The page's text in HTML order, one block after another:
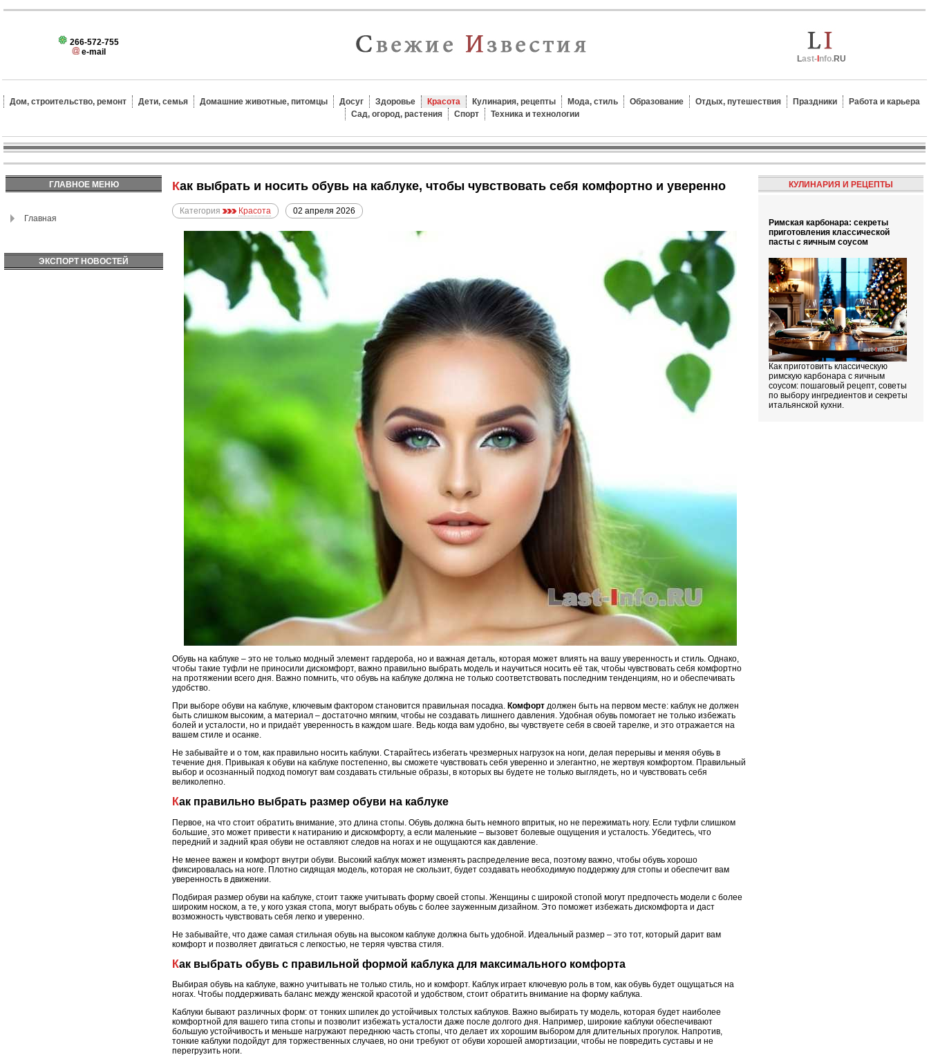
266-572-755
e-mail
Last- nfo.RU
Дом, строительство, ремонт Дети, семья Домашние животные, питомцы Досуг Здоровье Красота Кулинария, рецепты Мода, стиль Образование Отдых, путешествия Праздники
Работа и карьера
Сад, огород, растения
Спорт Техника и технологии
ГЛАВНОЕ МЕНЮ
Главная
ЭКСПОРТ НОВОСТЕЙ
Как выбрать и носить обувь на каблуке, чтобы чувствовать себя комфортно и уверенно
Категория Красота 02 апреля 2026
Обувь на каблуке – это не только модный элемент гардероба, но и важная деталь, которая может влиять на вашу уверенность и стиль. Однако,
чтобы такие туфли не приносили дискомфорт, важно правильно выбрать модель и научиться носить её так, чтобы чувствовать себя комфортно
на протяжении всего дня. Важно помнить, что обувь на каблуке должна не только соответствовать последним тенденциям, но и обеспечивать
удобство.
При выборе обуви на каблуке, ключевым фактором становится правильная посадка. Комфорт должен быть на первом месте: каблук не должен
быть слишком высоким, а материал – достаточно мягким, чтобы не создавать лишнего давления. Удобная обувь помогает не только избежать
болей и усталости, но и придаёт уверенность в каждом шаге. Ведь когда вам удобно, вы чувствуете себя в своей тарелке, и это отражается на
вашем стиле и осанке.
Не забывайте и о том, как правильно носить каблуки. Старайтесь избегать чрезмерных нагрузок на ноги, делая перерывы и меняя обувь в
течение дня. Привыкая к обуви на каблуке постепенно, вы сможете чувствовать себя уверенно и элегантно, не жертвуя комфортом. Правильный
выбор и осознанный подход помогут вам создавать стильные образы, в которых вы будете не только выглядеть, но и чувствовать себя
великолепно.
Как правильно выбрать размер обуви на каблуке
Первое, на что стоит обратить внимание, это длина стопы. Обувь должна быть немного впритык, но не пережимать ногу. Если туфли слишком
большие, это может привести к натиранию и дискомфорту, а если маленькие – вызовет болевые ощущения и усталость. Убедитесь, что
передний и задний края обуви не оставляют следов на ногах и не ощущаются как давление.
Не менее важен и комфорт внутри обуви. Высокий каблук может изменять распределение веса, поэтому важно, чтобы обувь хорошо
фиксировалась на ноге. Плотно сидящая модель, которая не скользит, будет создавать необходимую поддержку для стопы и обеспечит вам
уверенность в движении.
Подбирая размер обуви на каблуке, стоит также учитывать форму своей стопы. Женщины с широкой стопой могут предпочесть модели с более
широким носком, а те, у кого узкая стопа, могут выбрать обувь с более зауженным дизайном. Это поможет избежать дискомфорта и даст
возможность чувствовать себя легко и уверенно.
Не забывайте, что даже самая стильная обувь на высоком каблуке должна быть удобной. Идеальный размер – это тот, который дарит вам
комфорт и позволяет двигаться с легкостью, не теряя чувства стиля.
Как выбрать обувь с правильной формой каблука для максимального комфорта
Выбирая обувь на каблуке, важно учитывать не только стиль, но и комфорт. Каблук играет ключевую роль в том, как обувь будет ощущаться на
ногах. Чтобы поддерживать баланс между женской красотой и удобством, стоит обратить внимание на форму каблука.
Каблуки бывают различных форм: от тонких шпилек до устойчивых толстых каблуков. Важно выбирать ту модель, которая будет наиболее
комфортной для вашего типа стопы и позволит избежать усталости даже после долгого дня. Например, широкие каблуки обеспечивают
большую устойчивость и меньше нагружают переднюю часть стопы, что делает их хорошим выбором для длительных прогулок. Напротив,
тонкие каблуки подойдут для торжественных случаев, но они требуют от обуви хорошей амортизации, чтобы не повредить суставы и не
перегрузить ноги.
КУЛИНАРИЯ И РЕЦЕПТЫ
Римская карбонара: секреты
приготовления классической
пасты с яичным соусом
Как приготовить классическую
римскую карбонара с яичным
соусом: пошаговый рецепт, советы
по выбору ингредиентов и секреты
итальянской кухни.